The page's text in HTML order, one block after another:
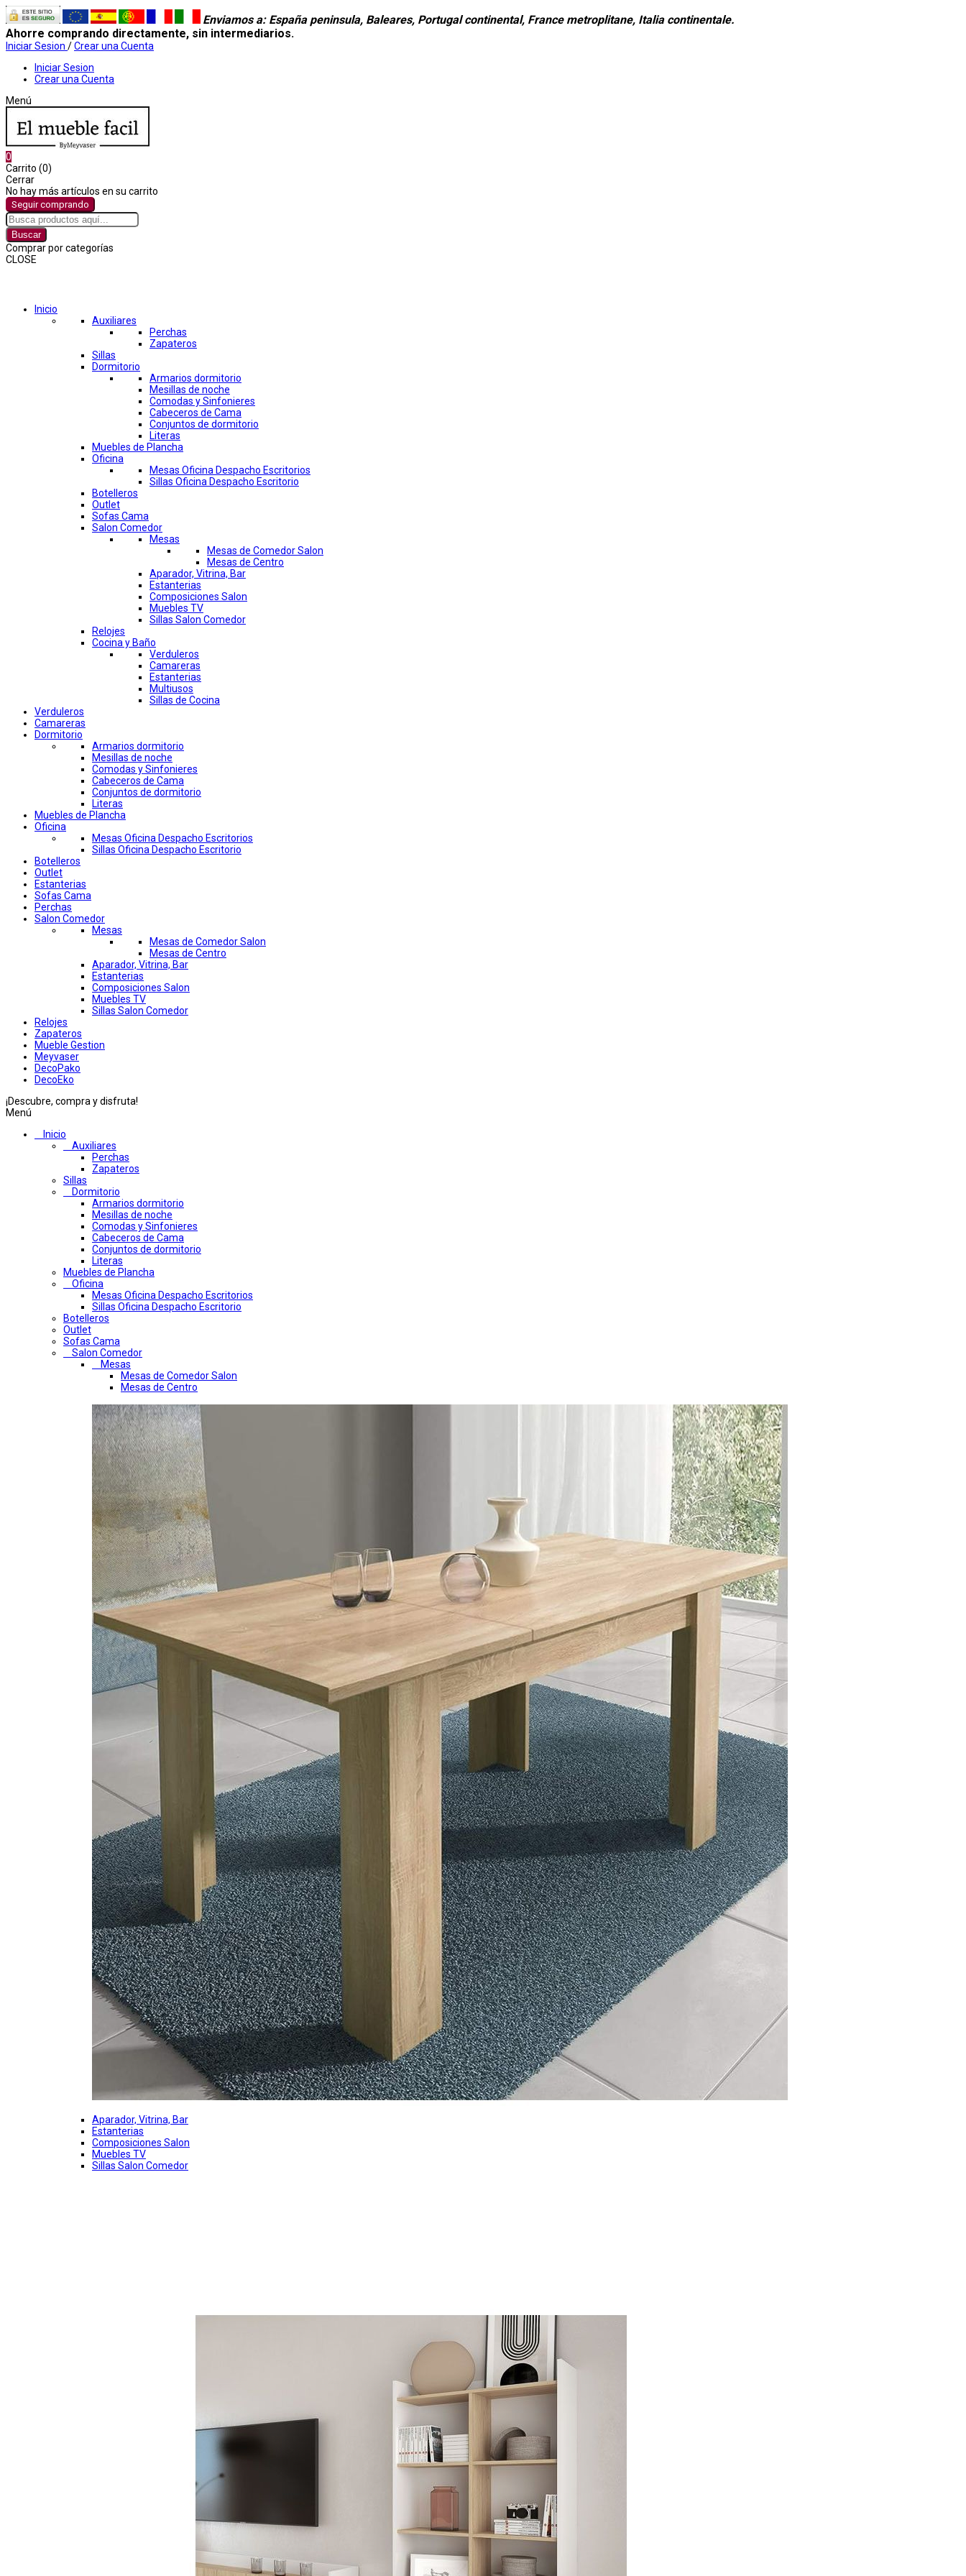
Enviamos a: España peninsula, Baleares, Portugal continental, France metroplitane, Italia continentale.
Ahorre comprando directamente, sin intermediarios.
Iniciar Sesion /Crear una Cuenta
Iniciar Sesion
Crear una Cuenta
Menú
0
Carrito (0)
Cerrar
No hay más artículos en su carrito
Seguir comprando
Buscar
Comprar por categorías
CLOSE
Inicio
Auxiliares
Perchas
Zapateros
Sillas
Dormitorio
Armarios dormitorio
Mesillas de noche
Comodas y Sinfonieres
Cabeceros de Cama
Conjuntos de dormitorio
Literas
Muebles de Plancha
Oficina
Mesas Oficina Despacho Escritorios
Sillas Oficina Despacho Escritorio
Botelleros
Outlet
Sofas Cama
Salon Comedor
Mesas
Mesas de Comedor Salon
Mesas de Centro
Aparador, Vitrina, Bar
Estanterias
Composiciones Salon
Muebles TV
Sillas Salon Comedor
Relojes
Cocina y Baño
Verduleros
Camareras
Estanterias
Multiusos
Sillas de Cocina
Verduleros
Camareras
Dormitorio
Armarios dormitorio
Mesillas de noche
Comodas y Sinfonieres
Cabeceros de Cama
Conjuntos de dormitorio
Literas
Muebles de Plancha
Oficina
Mesas Oficina Despacho Escritorios
Sillas Oficina Despacho Escritorio
Botelleros
Outlet
Estanterias
Sofas Cama
Perchas
Salon Comedor
Mesas
Mesas de Comedor Salon
Mesas de Centro
Aparador, Vitrina, Bar
Estanterias
Composiciones Salon
Muebles TV
Sillas Salon Comedor
Relojes
Zapateros
Mueble Gestion
Meyvaser
DecoPako
DecoEko
¡Descubre, compra y disfruta!
Menú
Inicio
Auxiliares
Perchas
Zapateros
Sillas
Dormitorio
Armarios dormitorio
Mesillas de noche
Comodas y Sinfonieres
Cabeceros de Cama
Conjuntos de dormitorio
Literas
Muebles de Plancha
Oficina
Mesas Oficina Despacho Escritorios
Sillas Oficina Despacho Escritorio
Botelleros
Outlet
Sofas Cama
Salon Comedor
Mesas
Mesas de Comedor Salon
Mesas de Centro
Aparador, Vitrina, Bar
Estanterias
Composiciones Salon
Muebles TV
Sillas Salon Comedor